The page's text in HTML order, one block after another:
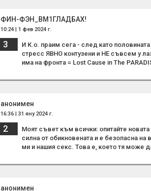
ФИН-ФЭН_BM1ГЛАДБАХ!
10:24 | 1 фев 2024 г.
3
И К.о. праим сега - след като
стресс ЯВНО контузени и НЕ съвсем у
има на фронта = Lost Cause in The
анонимен
16:36 | 31 яну 2024 г.
2
Моят съвет към всички: опитайте
силна от обикновената и е безопасна
ми и нашия секс. Това е, което тя може
анонимен